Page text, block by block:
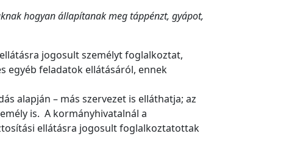
hogyan állapítanak meg táppénzt, gyápot,
jogosult személyt foglalkoztat,
egyéb feladatok ellátásáról, ennek
alapján – más szervezet is elláthatja; az
is. A kormányhivatalnál a
ellátásra jogosult foglalkoztatottak